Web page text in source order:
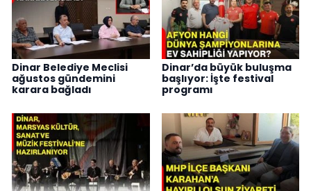
Dinar Belediye Meclisi
ağustos gündemini
karara bağladı
Dinar’da büyük buluşma
başlıyor: İşte festival
programı